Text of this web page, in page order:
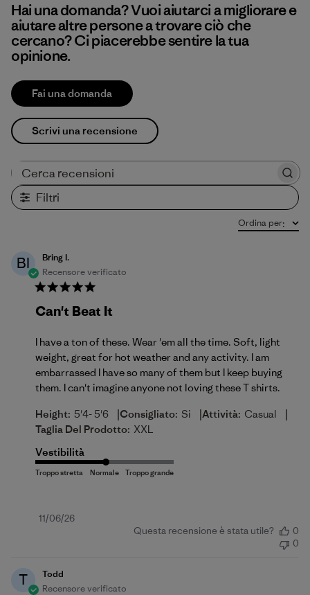
Hai una domanda? Vuoi aiutarci a migliorare e
aiutare altre persone a trovare ciò che
cercano? Ci piacerebbe sentire la tua
opinione.
Fai una domanda
Scrivi una recensione
Filtri
Ordina per:
BI
Bring I.
Recensore verificato
Can't Beat It
I have a ton of these. Wear 'em all the time. Soft, light
weight, great for hot weather and any activity. I am
embarrassed I have so many of them but I keep buying
them. I can't imagine anyone not loving these T shirts.
Height: 5'4- 5'6 |Consigliato: Si |Attività: Casual |
Taglia Del Prodotto: XXL
Vestibilità
Data
11/06/26
Questa recensione è stata utile?
0
0
T
Todd
Recensore verificato